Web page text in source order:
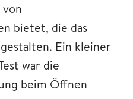
bietet, die das
Ein kleiner
war die
beim Öffnen